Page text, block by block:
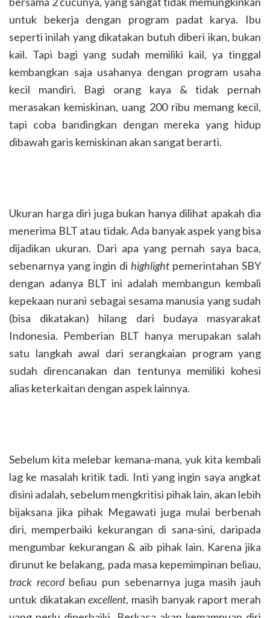
untuk bekerja dengan program padat karya. Ibu
seperti inilah yang dikatakan butuh diberi ikan, bukan
kail. Tapi bagi yang sudah memiliki kail, ya tinggal
kembangkan saja usahanya dengan program usaha
kecil mandiri. Bagi orang kaya & tidak pernah
merasakan kemiskinan, uang 200 ribu memang kecil,
tapi coba bandingkan dengan mereka yang hidup
dibawah garis kemiskinan akan sangat berarti.
Ukuran harga diri juga bukan hanya dilihat apakah dia
menerima BLT atau tidak. Ada banyak aspek yang bisa
dijadikan ukuran. Dari apa yang pernah saya baca,
sebenarnya yang ingin di highlightpemerintahan SBY
dengan adanya BLT ini adalah membangun kembali
kepekaan nurani sebagai sesama manusia yang sudah
(bisa dikatakan) hilang dari budaya masyarakat
Indonesia. Pemberian BLT hanya merupakan salah
satu langkah awal dari serangkaian program yang
sudah direncanakan dan tentunya memiliki kohesi
alias keterkaitan dengan aspek lainnya.
Sebelum kita melebar kemana-mana, yuk kita kembali
lag ke masalah kritik tadi. Inti yang ingin saya angkat
disini adalah, sebelum mengkritisi pihak lain, akan lebih
bijaksana jika pihak Megawati juga mulai berbenah
diri, memperbaiki kekurangan di sana-sini, daripada
mengumbar kekurangan & aib pihak lain. Karena jika
dirunut ke belakang, pada masa kepemimpinan beliau,
track recordbeliau pun sebenarnya juga masih jauh
untuk dikatakanexcellent, masih banyak raport merah